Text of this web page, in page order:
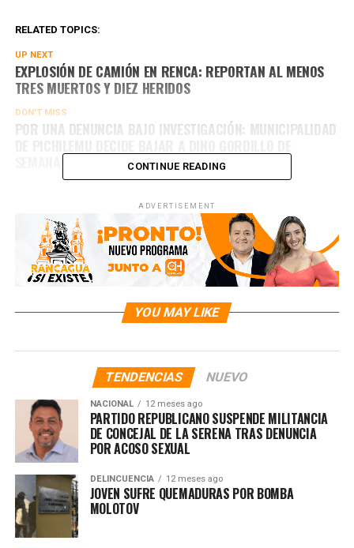
RELATED TOPICS:
UP NEXT
EXPLOSIÓN DE CAMIÓN EN RENCA: REPORTAN AL MENOS
TRES MUERTOS Y DIEZ HERIDOS
DON'T MISS
POR UNA DENUNCIA BAJO INVESTIGACIÓN: MUNICIPALIDAD
SEMANA PICHILEMINACONTINUE READING
ADVERTISEMENT
YOU MAY LIKE
TENDENCIAS NUEVO
NACIONAL 12 meses ago
PARTIDO REPUBLICANO SUSPENDE MILITANCIA
DE CONCEJAL DE LA SERENA TRAS DENUNCIA
POR ACOSO SEXUAL
DELINCUENCIA 12 meses ago
JOVEN SUFRE QUEMADURAS POR BOMBA
MOLOTOV